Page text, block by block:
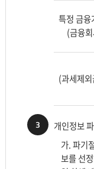
는
인
보
나
타
낸
특정 금
(금융
(과세제
3
개인정보
가. 파기
보를 선